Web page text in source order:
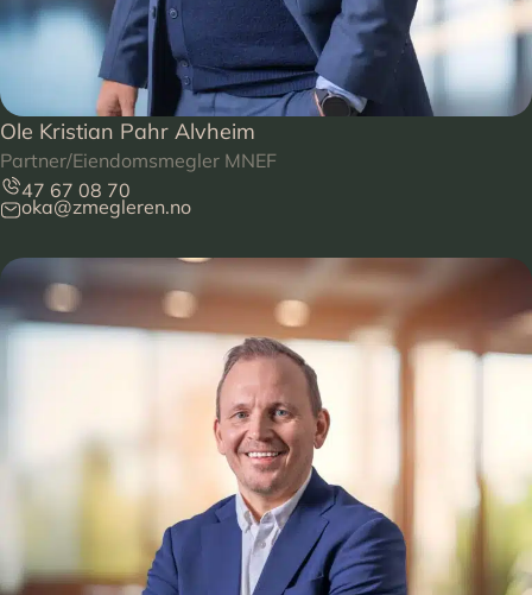
Ole Kristian Pahr Alvheim
Partner/Eiendomsmegler MNEF
47 67 08 70
oka@zmegleren.no